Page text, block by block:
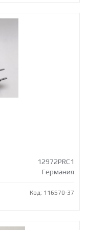
12972PRC1
Германия
Код: 116570-37